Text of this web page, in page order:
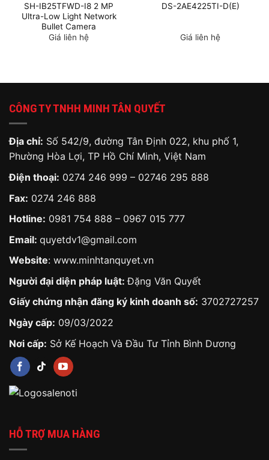
SH-IB25TFWD-I8 2 MP
Ultra-Low Light Network
Bullet Camera
Giá liên hệ
DS-2AE4225TI-D(E)
Giá liên hệ
CÔNG TY TNHH MINH TÂN QUYẾT
Địa chỉ: Số 542/9, đường Tân Định 022, khu phố 1,
Phường Hòa Lợi, TP Hồ Chí Minh, Việt Nam
Điện thoại: 0274 246 999 – 02746 295 888
Fax: 0274 246 888
Hotline: 0981 754 888 – 0967 015 777
Email: quyetdv1@gmail.com
Website: www.minhtanquyet.vn
Người đại diện pháp luật:Đặng Văn Quyết
Giấy chứng nhận đăng ký kinh doanh số: 3702727257
Ngày cấp: 09/03/2022
Nơi cấp: Sở Kế Hoạch Và Đầu Tư Tỉnh Bình Dương
HỖ TRỢ MUA HÀNG